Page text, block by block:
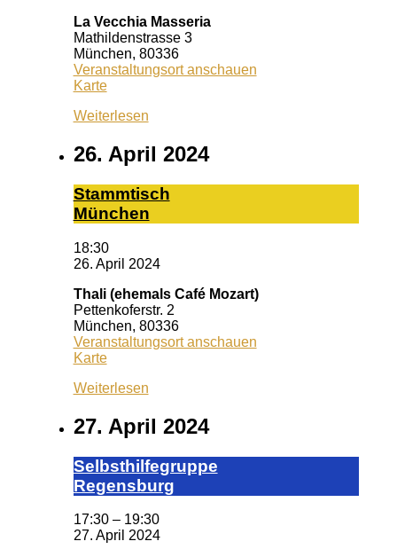
La Vecchia Masseria
Mathildenstrasse 3
München, 80336
Veranstaltungsort anschauen
KarteLa
Masseria
Weiterlesen
26. April 2024
Stamm­tisch
Mün­chen
18:30
26. April 2024
Thali (ehemals Café Mozart)
Pettenkoferstr. 2
München, 80336
Veranstaltungsort anschauen
KarteThali
Café
Weiterlesen
27. April 2024
Selbst­hil­fe­grup­pe
Re­gens­burg
17:30 – 19:30
27. April 2024